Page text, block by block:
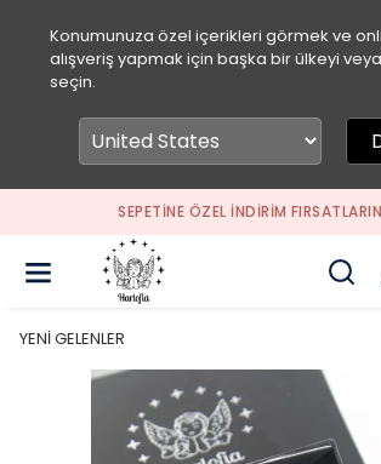
Konumunuza özel içerikleri görmek ve
alışveriş yapmak için başka bir ülkeyi
seçin.
SEPETİNE ÖZEL İNDİRİM FIRSATLARINI
YENİ GELENLER